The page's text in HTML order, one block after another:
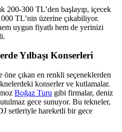
200-300 TL’den başlayıp, içecek
TL’nin üzerine çıkabiliyor.
uygun fiyatlı hem de yerinizi
Yılbaşı Konserleri
öne çıkan en renkli seçeneklerden
konserler ve kutlamalar.
Boğaz Turu gibi firmalar, deniz
gece sunuyor. Bu tekneler,
setleriyle hareketli bir gece